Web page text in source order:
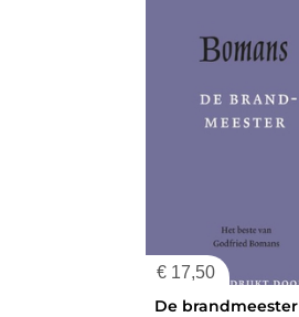
€ 17,50
De brandmeester